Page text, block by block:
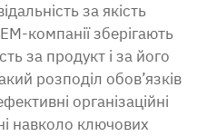
за якість
компанії зберігають
за продукт і за його
розподіл обов’язків
організаційні
навколо ключових